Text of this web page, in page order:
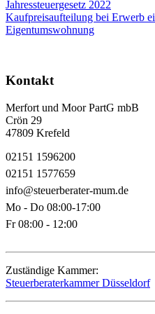
Jahressteuergesetz 2022
Kaufpreisaufteilung bei Erwerb
Eigentumswohnung
Kontakt
Merfort und Moor PartG mbB
Crön 29
47809 Krefeld
02151 1596200
02151 1577659
info@steuerberater-mum.de
Mo - Do 08:00-17:00
Fr 08:00 - 12:00
Zuständige Kammer:
Steuerberaterkammer Düsseldorf